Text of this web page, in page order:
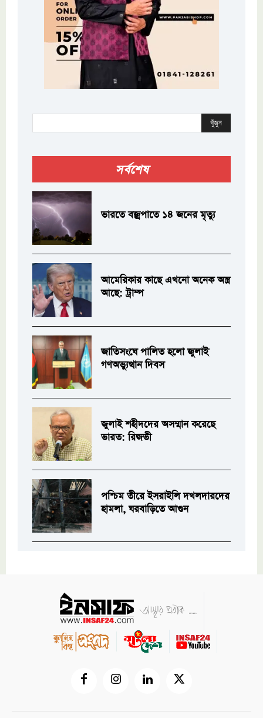
খুঁজুন
সর্বশেষ
ভারতে বজ্রপাতে ১৪ জনের মৃত্যু
আমেরিকার কাছে এখনো অনেক অস্ত্র
আছে: ট্রাম্প
জাতিসংঘে পালিত হলো জুলাই
গণঅভ্যুত্থান দিবস
জুলাই শহীদদের অসম্মান করেছে
ভারত: রিজভী
পশ্চিম তীরে ইসরাইলি দখলদারদের
হামলা, ঘরবাড়িতে আগুন